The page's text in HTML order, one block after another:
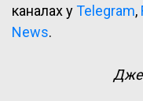
каналах уTelegram,
News.